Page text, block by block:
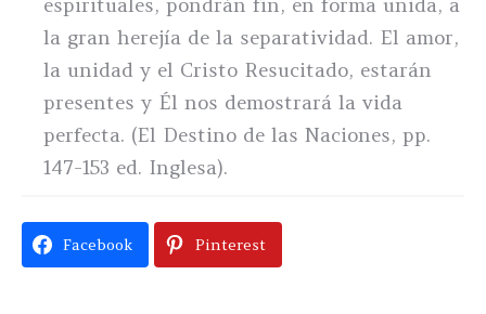
la gran herejía de la separatividad. El amor,
la unidad y el Cristo Resucitado, estarán
presentes y Él nos demostrará la vida
perfecta. (El Destino de las Naciones, pp.
147-153 ed. Inglesa).
Facebook Pinterest